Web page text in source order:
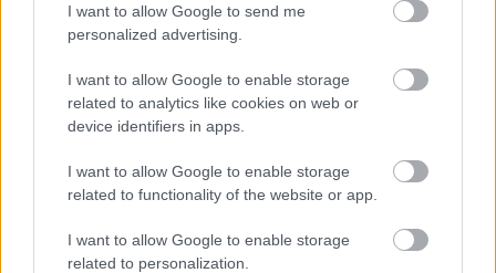
I want to allow Google to send me
personalized advertising.
I want to allow Google to enable storage
related to analytics like cookies on web or
device identifiers in apps.
I want to allow Google to enable storage
related to functionality of the website or app.
I want to allow Google to enable storage
related to personalization.
HIRDETÉS